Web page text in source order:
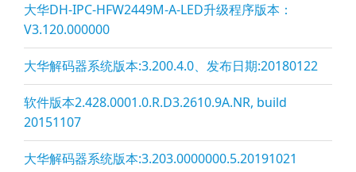
大华DH-IPC-HFW2449M-A-LED升级程序版本：
V3.120.000000
大华解码器系统版本:3.200.4.0、发布日期:20180122
软件版本2.428.0001.0.R.D3.2610.9A.NR, build
20151107
大华解码器系统版本:3.203.0000000.5.20191021